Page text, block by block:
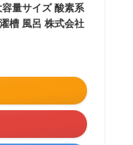
量サイズ 酸素系
槽 風呂 株式会社